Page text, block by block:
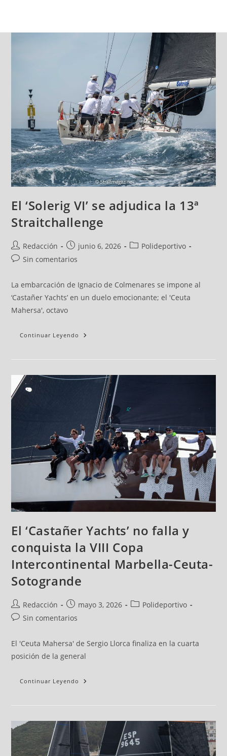
El ‘Solerig VI’ se adjudica la 13ª
Straitchallenge
Redacción junio 6, 2026
Polideportivo
Sin comentarios
La embarcación de Ignacio de Colmenares se impone al
‘Castañer Yachts’ en un duelo emocionante; el 'Ceuta
Mahersa', octavo
Continuar Leyendo
El ‘Castañer Yachts’ no falla y
conquista la VIII Copa
Intercontinental Marbella-Ceuta-
Sotogrande
Redacción mayo 3, 2026
Polideportivo
Sin comentarios
El 'Ceuta Mahersa' de Sergio Llorca finaliza en la cuarta
posición de la general
Continuar Leyendo